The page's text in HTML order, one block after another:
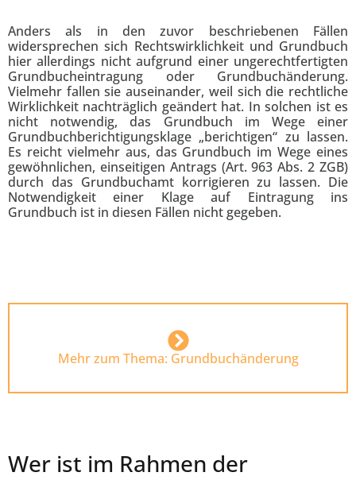
Anders als in den zuvor beschriebenen Fällen
widersprechen sich Rechtswirklichkeit und Grundbuch
hier allerdings nicht aufgrund einer ungerechtfertigten
Grundbucheintragung oder Grundbuchänderung.
Vielmehr fallen sie auseinander, weil sich die rechtliche
Wirklichkeit nachträglich geändert hat. In solchen ist es
nicht notwendig, das Grundbuch im Wege einer
Grundbuchberichtigungsklage „berichtigen“ zu lassen.
Es reicht vielmehr aus, das Grundbuch im Wege eines
gewöhnlichen, einseitigen Antrags (Art. 963 Abs. 2 ZGB)
durch das Grundbuchamt korrigieren zu lassen. Die
Notwendigkeit einer Klage auf Eintragung ins
Grundbuch ist in diesen Fällen nicht gegeben.
Mehr zum Thema: Grundbuchänderung
Wer ist im Rahmen der